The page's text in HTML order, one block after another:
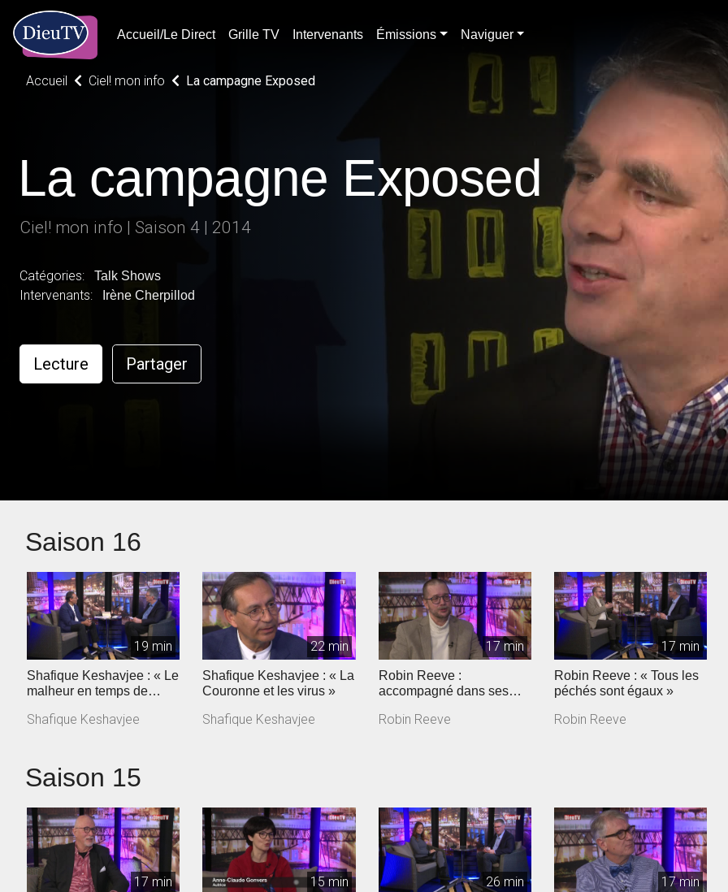
Accueil/Le Direct Grille TV Intervenants Émissions Naviguer
Accueil Ciel! mon info La campagne Exposed
La campagne Exposed
Ciel! mon info | Saison 4 | 2014
Catégories: Talk Shows
Intervenants: Irène Cherpillod
Lecture Partager
Saison 16
19 min
Shafique Keshavjee : « Le
malheur en temps de
Shafique Keshavjee
22 min
Shafique Keshavjee : « La
Couronne et les virus »
Shafique Keshavjee
17 min
Robin Reeve :
accompagné dans ses
Robin Reeve
17 min
Robin Reeve : « Tous les
péchés sont égaux »
Robin Reeve
Saison 15
17 min 15 min 26 min 17 min